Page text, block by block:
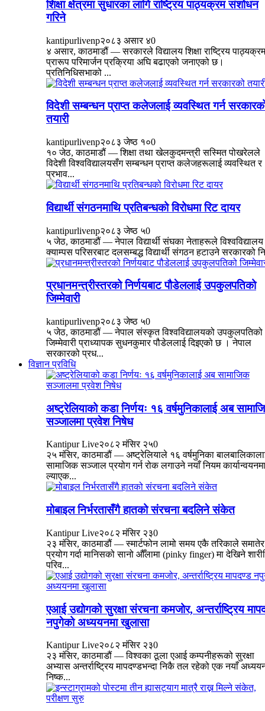
शिक्षा क्षेत्रमा सुधारका लागि राष्ट्रिय पाठ्यक्रम संशोधन
गरिने
kantipurlivenp२०८३ असार ४0
४ असार, काठमाडौं — सरकारले विद्यालय शिक्षा राष्ट्रिय
प्रारूप परिमार्जन प्रक्रिया अघि बढाएको जनाएको छ।
प्रतिनिधिसभाको ...
विदेशी सम्बन्धन प्राप्त कलेजलाई व्यवस्थित गर्न
तयारी
kantipurlivenp२०८३ जेष्ठ १०0
१० जेठ, काठमाडौं — शिक्षा तथा खेलकुदमन्त्री सस्मित पोखरेलले
विदेशी विश्वविद्यालयसँग सम्बन्धन प्राप्त कलेजहरूलाई व्यवस्थित र
प्रभाव...
विद्यार्थी संगठनमाथि प्रतिबन्धको विरोधमा रिट दायर
kantipurlivenp२०८३ जेष्ठ ५0
५ जेठ, काठमाडौं — नेपाल विद्यार्थी संघका नेताहरूले विश्वविद्यालय
क्याम्पस परिसरबाट दलसम्बद्ध विद्यार्थी संगठन हटाउने सरकारको
प्रधानमन्त्रीस्तरको निर्णयबाट पौडेललाई उपकुलपतिको
जिम्मेवारी
kantipurlivenp२०८३ जेष्ठ ५0
५ जेठ, काठमाडौं — नेपाल संस्कृत विश्वविद्यालयको उपकुलपतिको
जिम्मेवारी प्राध्यापक सुधनकुमार पौडेललाई दिइएको छ । नेपाल
सरकारको प्रध...
विज्ञान प्रविधि
अष्ट्रेलियाको कडा निर्णयः १६ वर्षमुनिकालाई अब
सञ्जालमा प्रवेश निषेध
Kantipur Live२०८२ मंसिर २५0
२५ मंसिर, काठमाडौं — अष्ट्रेलियाले १६ वर्षमुनिका
सामाजिक सञ्जाल प्रयोग गर्न रोक लगाउने नयाँ नियम कार्यान्वयनमा
ल्याएक...
मोबाइल निर्भरतासँगै हातको संरचना बदलिने संकेत
Kantipur Live२०८२ मंसिर २३0
२३ मंसिर, काठमाडौं — स्मार्टफोन लामो समय एकै तरिकाले समातेर
प्रयोग गर्दा मानिसको सानो औँलामा (pinky finger) मा देखिने
परिव...
एआई उद्योगको सुरक्षा संरचना कमजोर, अन्तर्राष्ट्रिय
नपुगेको अध्ययनमा खुलासा
Kantipur Live२०८२ मंसिर २३0
२३ मंसिर, काठमाडौं — विश्वका ठूला एआई कम्पनीहरूको सुरक्षा
अभ्यास अन्तर्राष्ट्रिय मापदण्डभन्दा निकै तल रहेको एक नयाँ
निष्क...